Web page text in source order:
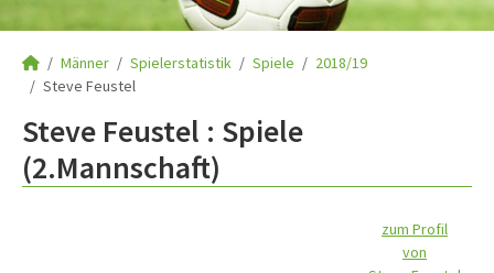
Männer Spielerstatistik Spiele
2018/19
Steve Feustel
Steve Feustel : Spiele
(2.Mannschaft)
zum Profil
von